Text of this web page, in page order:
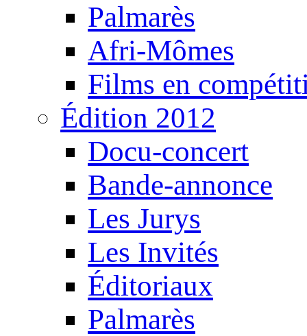
Palmarès
Afri-Mômes
Films en
Édition 2012
Docu-concert
Bande-annonce
Les Jurys
Les Invités
Éditoriaux
Palmarès